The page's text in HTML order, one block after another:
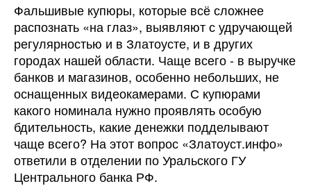
Фальшивые купюры, которые всё сложнее
распознать «на глаз», выявляют с удручающей
регулярностью и в Златоусте, и в других
городах нашей области. Чаще всего - в выручке
банков и магазинов, особенно небольших, не
оснащенных видеокамерами. С купюрами
какого номинала нужно проявлять особую
бдительность, какие денежки подделывают
чаще всего? На этот вопрос «Златоуст.инфо»
ответили в отделении по Уральского ГУ
Центрального банка РФ.